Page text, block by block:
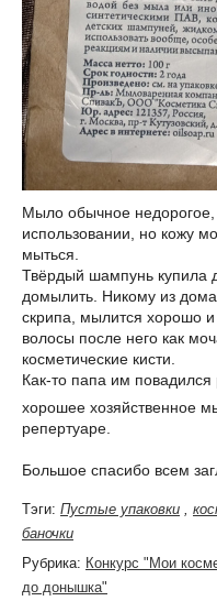
Мыло обычное недорогое,
использовании, но кожу
мыться.
Твёрдый шампунь купила
домылить. Никому из
скрипа, мылится хорошо
волосы после него как
косметические кисти.
Как-то папа им
хорошее хозяйственное
репертуаре.
Большое спасибо всем
Тэги: Пустые упаковки ,
баночки
Рубрика: Конкурс "Мои
до донышка"